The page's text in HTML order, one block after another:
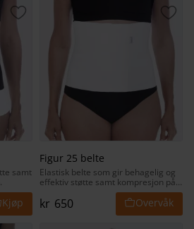
samt
Lagre som favoritt
Figur 25 belte
Elastisk belte som gir behagelig og
effektiv støtte samt kompresjon på
kr 650